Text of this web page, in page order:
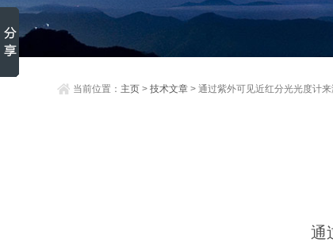
当前位置： 主页 >技术文章 > 通过紫外可见近红分光光度计
通